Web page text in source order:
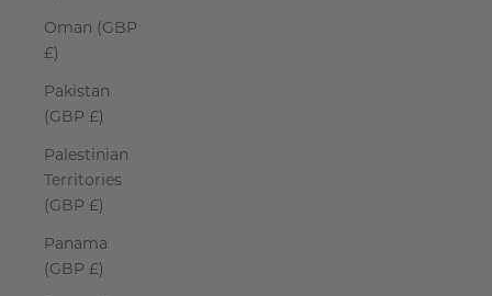
Oman (GBP
£)
Pakistan
(GBP £)
Palestinian
Territories
(GBP £)
Panama
(GBP £)